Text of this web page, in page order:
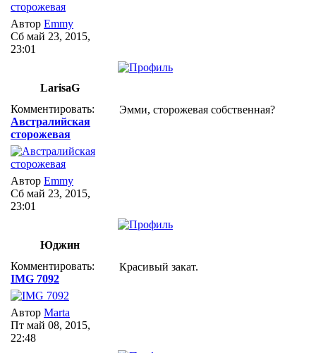
Автор Emmy
Сб май 23, 2015,
23:01
LarisaG
Комментировать:
Австралийская
сторожевая
Автор Emmy
Сб май 23, 2015,
23:01
Эмми, сторожевая собственная?
Юджин
Комментировать:
IMG 7092
Автор Marta
Пт май 08, 2015,
22:48
Красивый закат.